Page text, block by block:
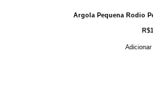
Argola Pequena Rodio
R$